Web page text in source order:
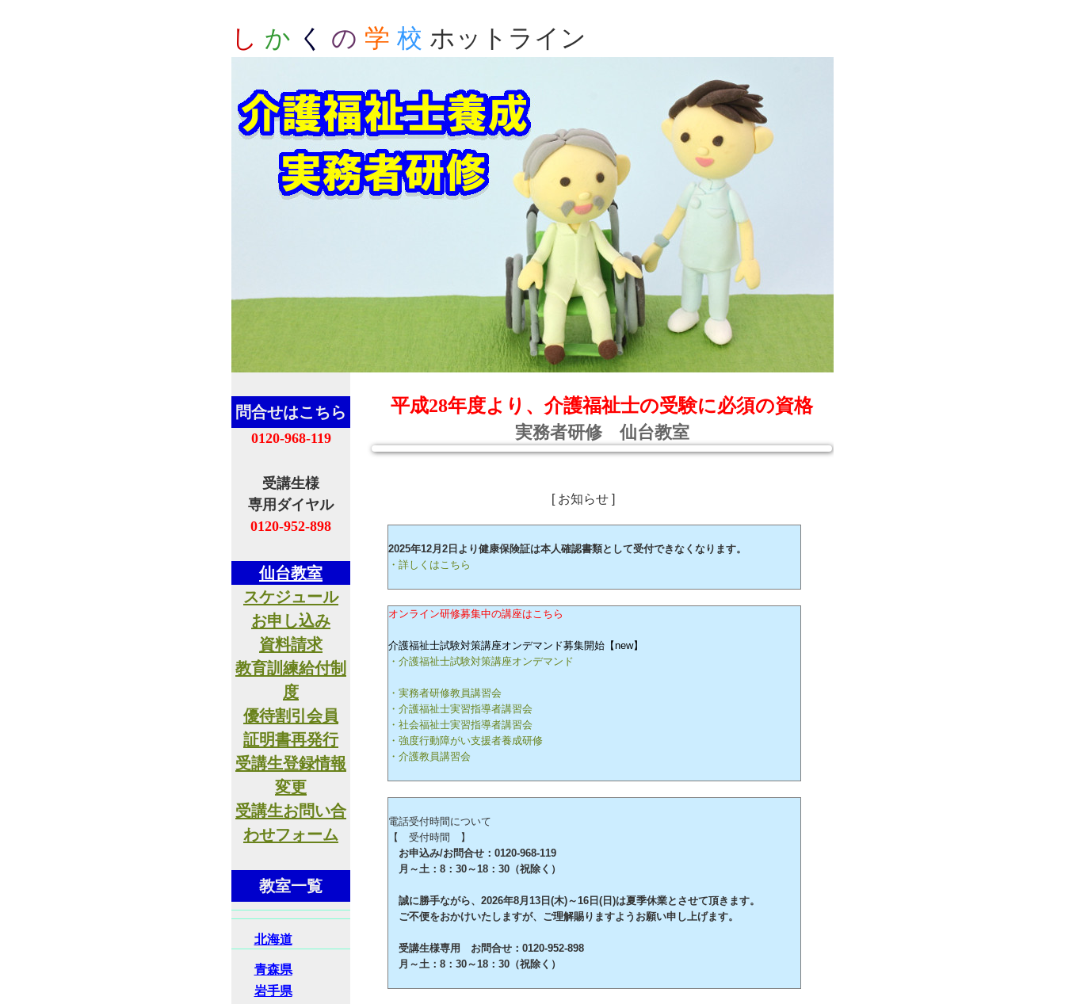
し か く の 学 校 ホットライン
平成28年度より、介護福祉士の受験に必須の資格
実務者研修 仙台教室
[ お知らせ ]
2025年12月2日より健康保険証は本人確認書類として受付できなくなります。
・詳しくはこちら
オンライン研修募集中の講座はこちら
介護福祉士試験対策講座オンデマンド募集開始【new】
・介護福祉士試験対策講座オンデマンド
・実務者研修教員講習会
・介護福祉士実習指導者講習会
・社会福祉士実習指導者講習会
・強度行動障がい支援者養成研修
・介護教員講習会
電話受付時間について
【 受付時間 】
お申込み/お問合せ：0120-968-119
月～土：8：30～18：30（祝除く）
誠に勝手ながら、2026年8月13日(木)～16日(日)は夏季休業とさせて頂きます。
ご不便をおかけいたしますが、ご理解賜りますようお願い申し上げます。
受講生様専用 お問合せ：0120-952-898
月～土：8：30～18：30（祝除く）
問合せはこちら
0120-968-119
受講生様
専用ダイヤル
0120-952-898
仙台教室
スケジュール
お申し込み
資料請求
教育訓練給付制
度
優待割引会員
証明書再発行
受講生登録情報
変更
受講生お問い合
わせフォーム
教室一覧
北海道
青森県
岩手県